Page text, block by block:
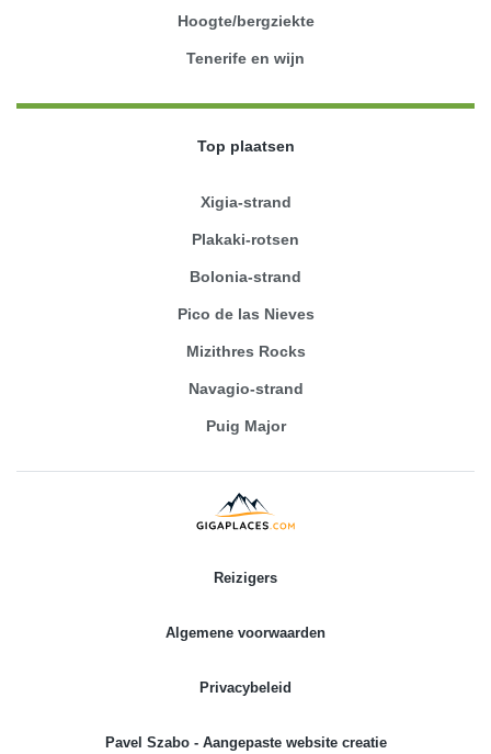
Hoogte/bergziekte
Tenerife en wijn
Top plaatsen
Xigia-strand
Plakaki-rotsen
Bolonia-strand
Pico de las Nieves
Mizithres Rocks
Navagio-strand
Puig Major
Reizigers
Algemene voorwaarden
Privacybeleid
Pavel Szabo - Aangepaste website creatie